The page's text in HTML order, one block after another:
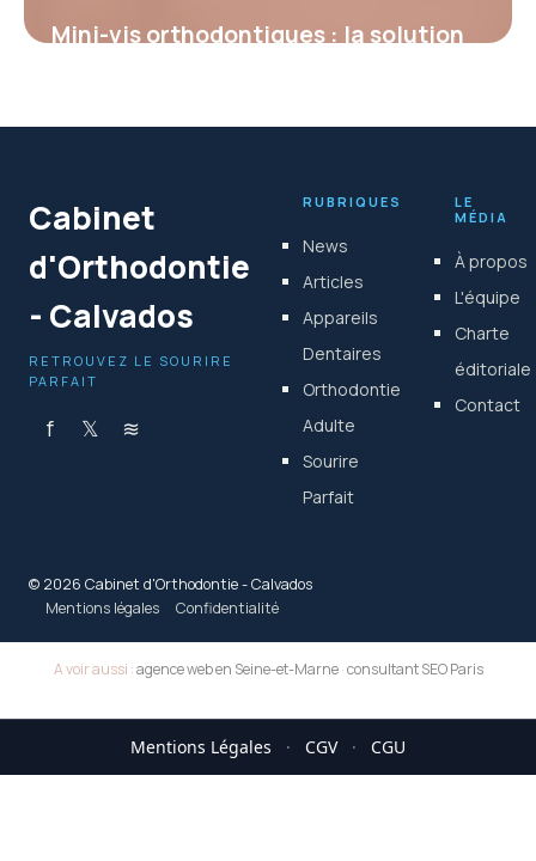
Mini-vis orthodontiques : la solution
Cabinet
d'Orthodontie
- Calvados
RETROUVEZ LE SOURIRE
PARFAIT
f 𝕏 ≋
RUBRIQUES
News
Articles
Appareils
Dentaires
Orthodontie
Adulte
Sourire
Parfait
LE
MÉDIA
À propos
L'équipe
Charte
éditoriale
Contact
© 2026 Cabinet d'Orthodontie - Calvados
Mentions légales
Confidentialité
A voir aussi :agence web en Seine-et-Marne·consultant SEO Paris
Mentions Légales · CGV · CGU